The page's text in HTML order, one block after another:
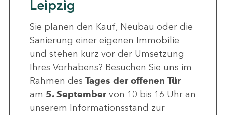
Leipzig
Sie planen den Kauf, Neubau oder die
Sanierung einer eigenen Immobilie
und stehen kurz vor der Umsetzung
Ihres Vorhabens? Besuchen Sie uns im
Rahmen des Tages der offenen Tür
am 5. Septembervon 10 bis 16 Uhr an
unserem Informationsstand zur